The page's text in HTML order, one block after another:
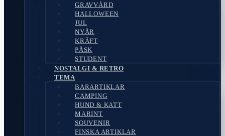
GRAVVÅRD
HALLOWEEN
JUL
NYÅR
KRÄFT
PÅSK
STUDENT
NOSTALGI & RETRO
TEMA
BARARTIKLAR
CAMPING
HUND & KATT
MARINT
SOUVENIR
FINSKA ARTIKLAR